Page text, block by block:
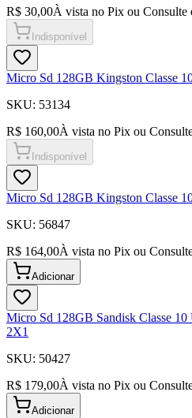
R$ 30,00À vista no Pix ou Consulte
Indisponível
Micro Sd 128GB Kingston Classe
SKU: 53134
R$ 160,00À vista no Pix ou
Indisponível
Micro Sd 128GB Kingston Classe
SKU: 56847
R$ 164,00À vista no Pix ou
Adicionar
Micro Sd 128GB Sandisk Classe
2X1
SKU: 50427
R$ 179,00À vista no Pix ou
Adicionar